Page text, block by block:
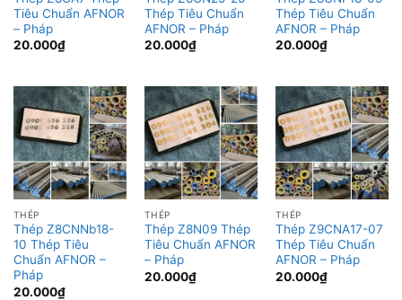
Tiêu Chuẩn AFNOR
– Pháp
20.000₫
Thép Tiêu Chuẩn
AFNOR – Pháp
20.000₫
Thép Tiêu Chuẩn
AFNOR – Pháp
20.000₫
THÉP
Thép Z8CNNb18-
10 Thép Tiêu
Chuẩn AFNOR –
Pháp
20.000₫
THÉP
Thép Z8N09 Thép
Tiêu Chuẩn AFNOR
– Pháp
20.000₫
THÉP
Thép Z9CNA17-07
Thép Tiêu Chuẩn
AFNOR – Pháp
20.000₫